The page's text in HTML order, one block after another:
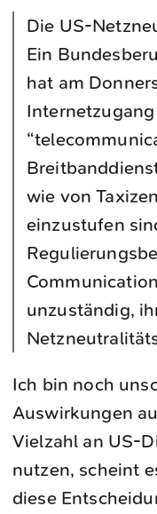
Die US-
Ein
hat am
wie von
einzustufen
unzuständig,
Ich bin noch
Auswirkungen
Vielzahl an US-
nutzen, scheint
diese